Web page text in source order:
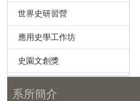
世界史研習營
應用史學工作坊
史園文創獎
系所簡介